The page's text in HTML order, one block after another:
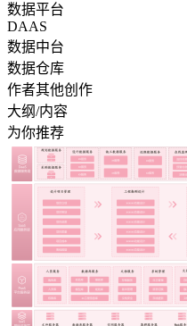
数据平台
DAAS
数据中台
数据仓库
作者其他创作
大纲/内容
为你推荐